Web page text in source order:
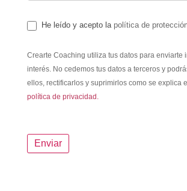
He leído y acepto la política de
Crearte Coaching utiliza tus datos para enviarte
interés. No cedemos tus datos a terceros y
ellos, rectificarlos y suprimirlos como se explica
política de privacidad.